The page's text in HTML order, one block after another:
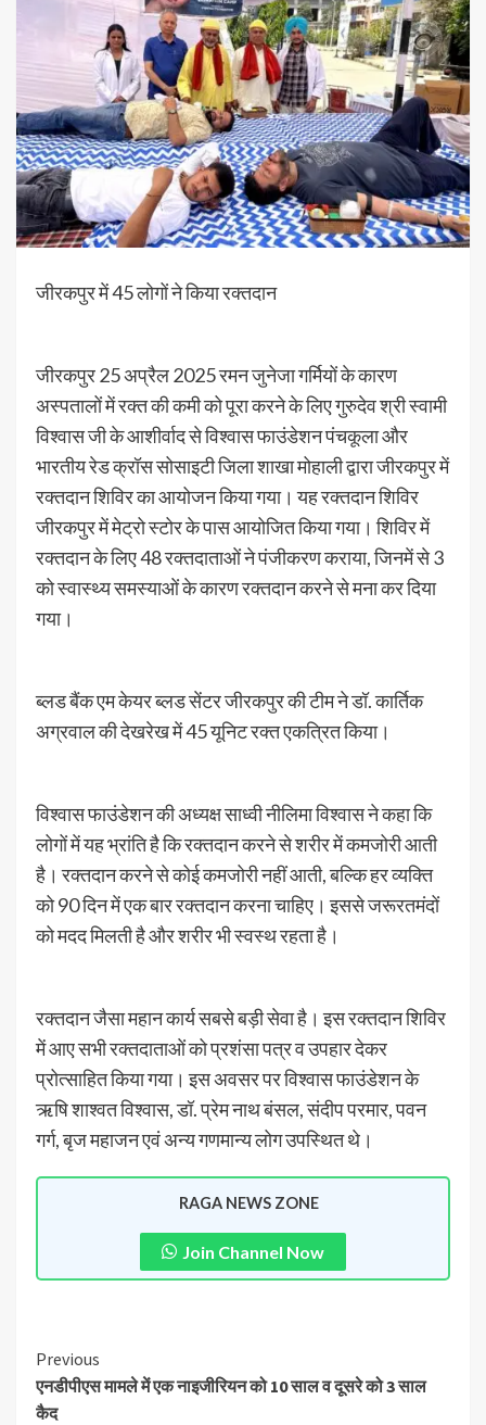
जीरकपुर में 45 लोगों ने किया रक्तदान
जीरकपुर 25 अप्रैल 2025 रमन जुनेजा गर्मियों के कारण
अस्पतालों में रक्त की कमी को पूरा करने के लिए गुरुदेव श्री स्वामी
विश्वास जी के आशीर्वाद से विश्वास फाउंडेशन पंचकूला और
भारतीय रेड क्रॉस सोसाइटी जिला शाखा मोहाली द्वारा जीरकपुर में
रक्तदान शिविर का आयोजन किया गया। यह रक्तदान शिविर
जीरकपुर में मेट्रो स्टोर के पास आयोजित किया गया। शिविर में
रक्तदान के लिए 48 रक्तदाताओं ने पंजीकरण कराया, जिनमें से 3
को स्वास्थ्य समस्याओं के कारण रक्तदान करने से मना कर दिया
गया।
ब्लड बैंक एम केयर ब्लड सेंटर जीरकपुर की टीम ने डॉ. कार्तिक
अग्रवाल की देखरेख में 45 यूनिट रक्त एकत्रित किया।
विश्वास फाउंडेशन की अध्यक्ष साध्वी नीलिमा विश्वास ने कहा कि
लोगों में यह भ्रांति है कि रक्तदान करने से शरीर में कमजोरी आती
है। रक्तदान करने से कोई कमजोरी नहीं आती, बल्कि हर व्यक्ति
को 90 दिन में एक बार रक्तदान करना चाहिए। इससे जरूरतमंदों
को मदद मिलती है और शरीर भी स्वस्थ रहता है।
रक्तदान जैसा महान कार्य सबसे बड़ी सेवा है। इस रक्तदान शिविर
में आए सभी रक्तदाताओं को प्रशंसा पत्र व उपहार देकर
प्रोत्साहित किया गया। इस अवसर पर विश्वास फाउंडेशन के
ऋषि शाश्वत विश्वास, डॉ. प्रेम नाथ बंसल, संदीप परमार, पवन
गर्ग, बृज महाजन एवं अन्य गणमान्य लोग उपस्थित थे।
RAGA NEWS ZONE
Join Channel Now
Previous
एनडीपीएस मामले में एक नाइजीरियन को 10 साल व दूसरे को 3 साल
कैद